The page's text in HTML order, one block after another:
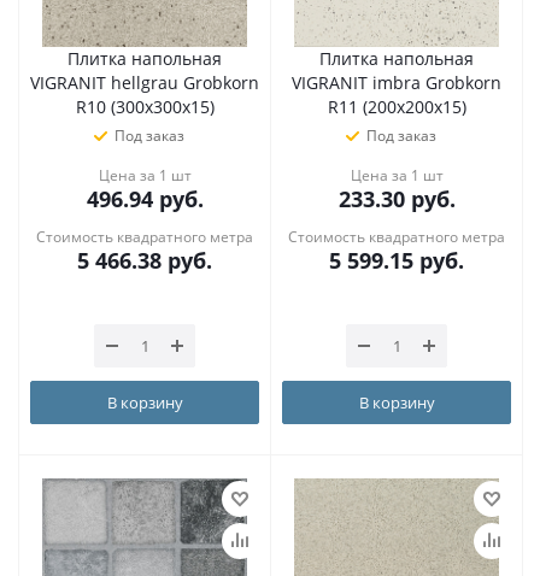
Плитка напольная
VIGRANIT hellgrau Grobkorn
R10 (300х300х15)
Под заказ
Цена за 1 шт
496.94руб.
Стоимость квадратного метра
5 466.38 руб.
В корзину
Плитка напольная
VIGRANIT imbra Grobkorn
R11 (200х200х15)
Под заказ
Цена за 1 шт
233.30руб.
Стоимость квадратного метра
5 599.15 руб.
В корзину